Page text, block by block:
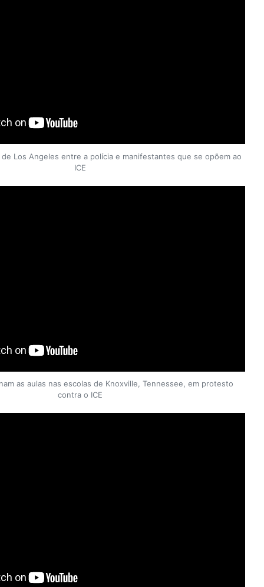
Los Angeles entre a polícia e manifestantes que se opõem ao
ICE
as aulas nas escolas de Knoxville, Tennessee, em protesto
contra o ICE